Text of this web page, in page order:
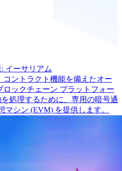
イーサリアム
コントラクト機能を備えたオー
ックチェーン プラットフォー
処理するために、専用の暗号通
シン (EVM) を提供します。